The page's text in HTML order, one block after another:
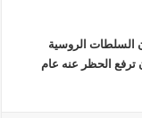
السلطات الروسية
أن ترفع الحظر عنه عام